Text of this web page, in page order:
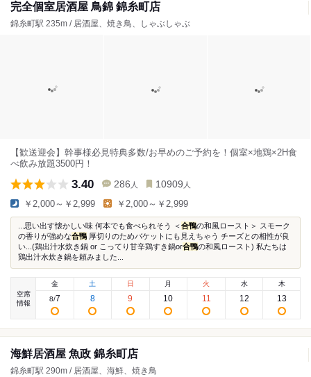
完全個室居酒屋 鳥錦 錦糸町店
錦糸町駅 235m / 居酒屋、焼き鳥、しゃぶしゃぶ
【歓送迎会】幹事様必見特典多数/お早めのご予約を！個室×地鶏×2H食
べ飲み放題3500円！
3.40 286 人 10909 人
￥2,000～￥2,999 ￥2,000～￥2,999
...思い出す懐かしい味 何本でも食べられそう ＜合鴨の和風ロースト＞ スモーク
の香りが強めな合鴨 厚切りのためバケットにも見えちゃう チーズとの相性が良
い...(鶏出汁水炊き鍋 or こってり甘辛鶏すき鍋or合鴨の和風ロースト) 私たちは
鶏出汁水炊き鍋を頼みました...
空席
情報
金
8/7
土
8
日
9
月
10
火
11
水
12
木
13
海鮮居酒屋 魚政 錦糸町店
錦糸町駅 290m / 居酒屋、海鮮、焼き鳥